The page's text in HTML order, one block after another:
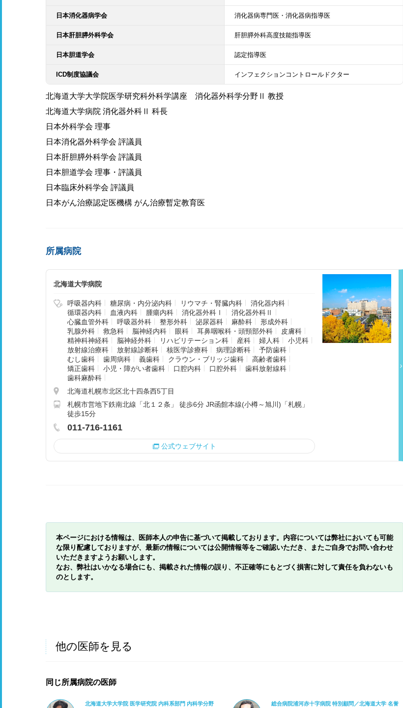
日本消化器病学会 消化器病専門医・消化器病指導医
日本肝胆膵外科学会 肝胆膵外科高度技能指導医
日本胆道学会 認定指導医
ICD制度協議会 インフェクションコントロールドクター
北海道大学大学院医学研究科外科学講座 消化器外科学分野Ⅱ 教授
北海道大学病院 消化器外科Ⅱ 科長
日本外科学会 理事
日本消化器外科学会 評議員
日本肝胆膵外科学会 評議員
日本胆道学会 理事・評議員
日本臨床外科学会 評議員
日本がん治療認定医機構 がん治療暫定教育医
所属病院
北海道大学病院
呼吸器内科 糖尿病・内分泌内科 リウマチ・腎臓内科
消化器内科
循環器内科
血液内科 腫瘍内科 消化器外科Ⅰ
消化器外科Ⅱ
心臓血管外科
呼吸器外科 整形外科 泌尿器科 麻酔科
形成外科
乳腺外科
救急科 脳神経内科 眼科 耳鼻咽喉科・頭頸部外科
皮膚科
精神科神経科
脳神経外科 リハビリテーション科 産科 婦人科
小児科
放射線治療科
放射線診断科 核医学診療科 病理診断科
予防歯科
むし歯科
歯周病科 義歯科 クラウン・ブリッジ歯科
高齢者歯科
矯正歯科
小児・障がい者歯科 口腔内科 口腔外科
歯科放射線科
歯科麻酔科
北海道札幌市北区北十四条西5丁目
札幌市営地下鉄南北線「北１２条」 徒歩6分 JR函館本線(小樽～旭川)「札幌」
徒歩15分
011-716-1161
公式ウェブサイト
本ページにおける情報は、医師本人の申告に基づいて掲載しております。内容については弊社においても可能
な限り配慮しておりますが、最新の情報については公開情報等をご確認いただき、またご自身でお問い合わせ
いただきますようお願いします。
なお、弊社はいかなる場合にも、掲載された情報の誤り、不正確等にもとづく損害に対して責任を負わないも
のとします。
他の医師を見る
同じ所属病院の医師
北海道大学大学院 医学研究院 内科系部門 内科学分野
総合病院浦河赤十字病院 特別顧問／北海道大学 名誉